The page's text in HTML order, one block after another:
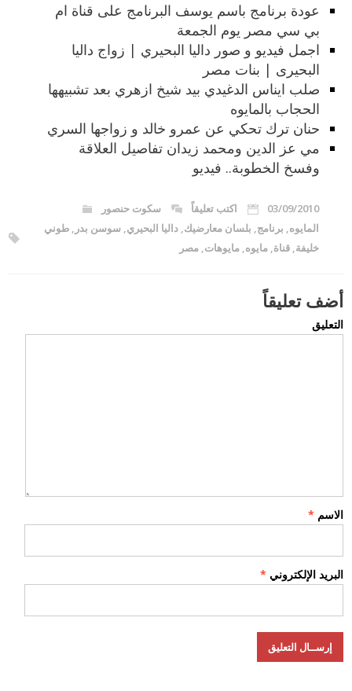
عودة برنامج باسم يوسف البرنامج على قناة ام
بي سي مصر يوم الجمعة
اجمل فيديو و صور داليا البحيري | زواج داليا
البحيرى | بنات مصر
صلب ايناس الدغيدي بيد شيخ ازهري بعد تشبيهها
الحجاب بالمايوه
حنان ترك تحكي عن عمرو خالد و زواجها السري
مي عز الدين ومحمد زيدان تفاصيل العلاقة
وفسخ الخطوبة.. فيديو
03/09/2010 اكتب تعليقاً
سكوت حنصور
المايوه, برنامج, بلسان معارضيك,داليا البحيري,سوسن بدر ,طوني
خليفة,قناة,مايوه,مايوهات,مصر
أضف تعليقاً
التعليق
الاسم *
البريد الإلكتروني *